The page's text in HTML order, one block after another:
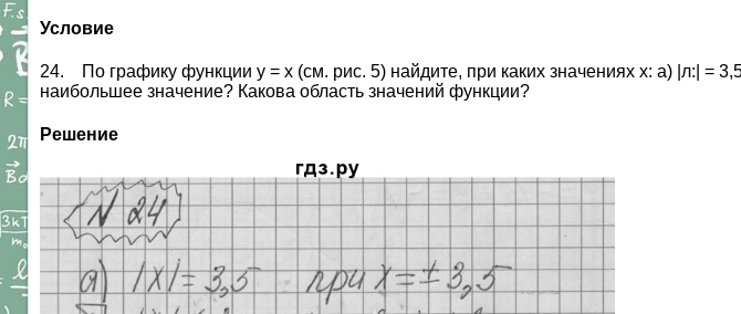
Условие
24. По графику функции у = х (см. рис. 5) найдите, при каких значениях х: а) |л:| =
наибольшее значение? Какова область значений функции?
Решение